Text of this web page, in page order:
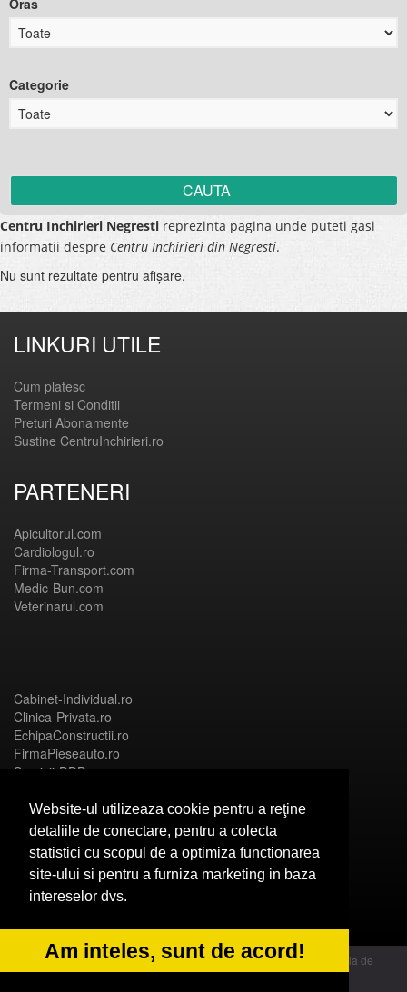
Website-ul utilizeaza cookie pentru a reţine
detaliile de conectare, pentru a colecta
statistici cu scopul de a optimiza functionarea
site-ului si pentru a furniza marketing in baza
intereselor dvs.
Am inteles, sunt de acord!
Oras
Categorie
Centru Inchirieri Negresti reprezinta pagina unde puteti gasi
informatii despre Centru Inchirieri din Negresti.
Nu sunt rezultate pentru afişare.
LINKURI UTILE
Cum platesc
Termeni si Conditii
Preturi Abonamente
Sustine CentruInchirieri.ro
PARTENERI
Apicultorul.com
Cardiologul.ro
Firma-Transport.com
Medic-Bun.com
Veterinarul.com
Cabinet-Individual.ro
Clinica-Privata.ro
EchipaConstructii.ro
FirmaPieseauto.ro
Servicii-DDD.com
Birouri-Cadastru.ro
CramaVinuri.ro
FirmaTractariAuto.ro
© 2014 Powered by OdinMedia | este inscrisa la Autoritatea Nationala de